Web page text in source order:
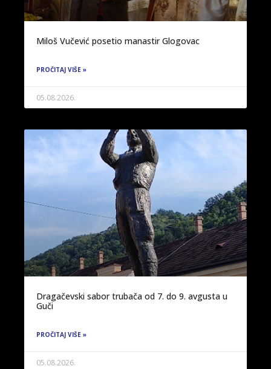
Miloš Vučević posetio manastir Glogovac
PROČITAJ VIŠE »
05.08.2026.
Dragačevski sabor trubača od 7. do 9. avgusta u
Guči
PROČITAJ VIŠE »
05.08.2026.